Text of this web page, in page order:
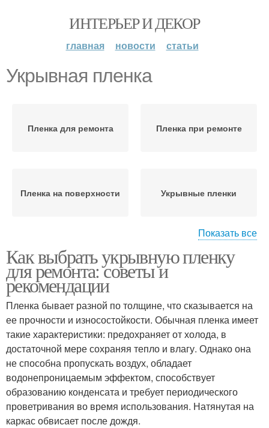
ИНТЕРЬЕР И ДЕКОР
главная новости статьи
Укрывная пленка
Пленка для ремонта Пленка при ремонте
Пленка на поверхности Укрывные пленки
Пленки для кровли Пленка в зависимости
Пленка во время Пленки по материалам
Полиэтиленовые
пленки
Клеевые пленки
Показать все
Как выбрать укрывную пленку
для ремонта: советы и
рекомендации
Пленка бывает разной по толщине, что сказывается на
ее прочности и износостойкости. Обычная пленка имеет
такие характеристики: предохраняет от холода, в
достаточной мере сохраняя тепло и влагу. Однако она
не способна пропускать воздух, обладает
водонепроницаемым эффектом, способствует
образованию конденсата и требует периодического
проветривания во время использования. Натянутая на
каркас обвисает после дождя.